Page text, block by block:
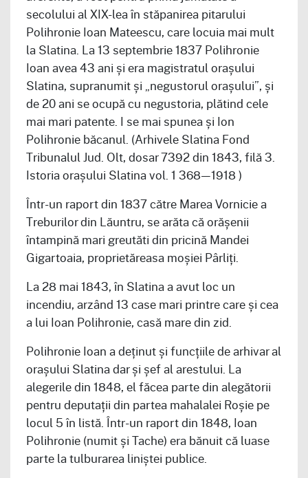
secolului al XIX-lea în stăpanirea pitarului
Polihronie Ioan Mateescu, care locuia mai mult
la Slatina. La 13 septembrie 1837 Polihronie
Ioan avea 43 ani și era magistratul orașului
Slatina, supranumit și „negustorul orașului”, și
de 20 ani se ocupă cu negustoria, plătind cele
mai mari patente. I se mai spunea și Ion
Polihronie băcanul. (Arhivele Slatina Fond
Tribunalul Jud. Olt, dosar 7392 din 1843, filă 3.
Istoria orașului Slatina vol. 1 368—1918 )
Într-un raport din 1837 către Marea Vornicie a
Treburilor din Lăuntru, se arăta că orășenii
întampină mari greutăti din pricină Mandei
Gigartoaia, proprietăreasa moșiei Pârliți.
La 28 mai 1843, în Slatina a avut loc un
incendiu, arzând 13 case mari printre care și cea
a lui Ioan Polihronie, casă mare din zid.
Polihronie Ioan a deținut și funcțiile de arhivar al
orașului Slatina dar și șef al arestului. La
alegerile din 1848, el făcea parte din alegătorii
pentru deputații din partea mahalalei Roșie pe
locul 5 în listă. Într-un raport din 1848, Ioan
Polihronie (numit și Tache) era bănuit că luase
parte la tulburarea liniștei publice.